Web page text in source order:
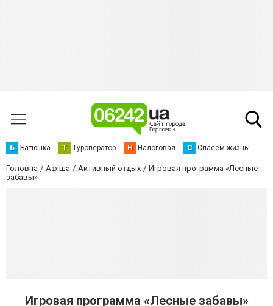
Б Батюшка Т Туроператор Н Налоговая С Спасем жизнь!
Головна Афіша Активный отдых
Игровая программа «Лесные
забавы»
Игровая программа «Лесные забавы»